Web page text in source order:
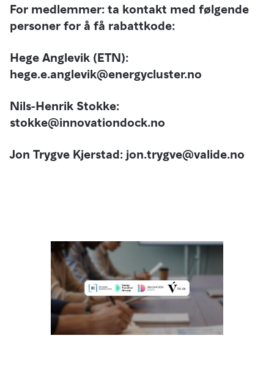
For medlemmer: ta kontakt med følgende
personer for å få rabattkode:
Hege Anglevik (ETN):
hege.e.anglevik@energycluster.no
Nils-Henrik Stokke:
stokke@innovationdock.no
Jon Trygve Kjerstad: jon.trygve@valide.no